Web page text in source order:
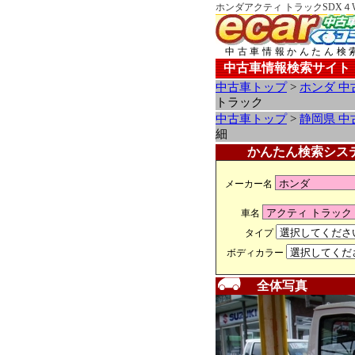
ホンダアクティ トラックSDX
中古車情報かんたん検
中古車情報検索サイト
中古車トップ> ホンダ 中
トラック
中古車トップ> 静岡県 中
細
かんたん検索シス
メーカー名
車名
タイプ
ボディカラー
全体写真